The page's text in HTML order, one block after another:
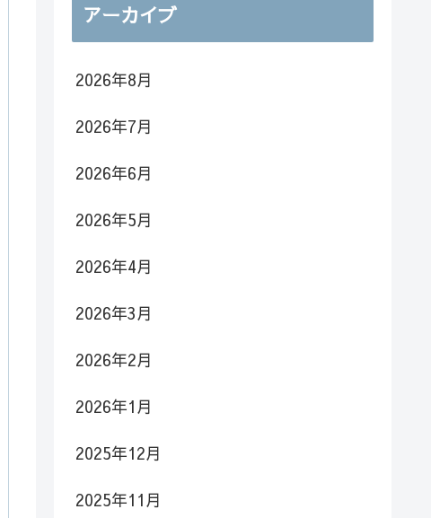
アーカイブ
2026年8月
2026年7月
2026年6月
2026年5月
2026年4月
2026年3月
2026年2月
2026年1月
2025年12月
2025年11月